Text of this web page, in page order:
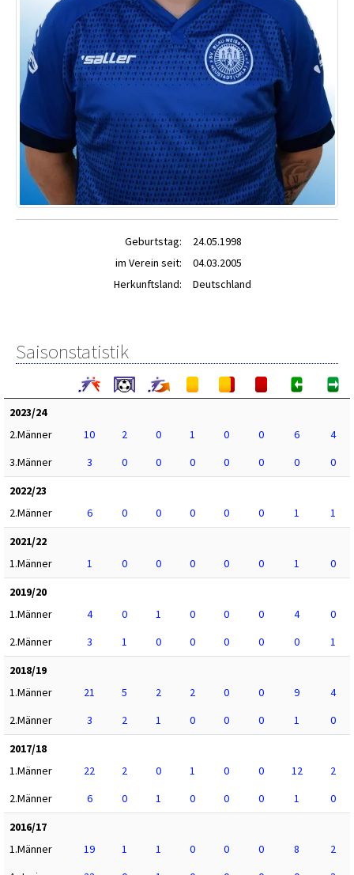
Geburtstag:
24.05.1998
im Verein seit:
04.03.2005
Herkunftsland:
Deutschland
Saisonstatistik
2023/24
2.Männer
10 2 0 1 0 0 6
4
3.Männer
3 0 0 0 0 0 0
0
2022/23
2.Männer
6 0 0 0 0 0 1
1
2021/22
1.Männer
1 0 0 0 0 0 1
0
2019/20
1.Männer
4 0 1 0 0 0 4
0
2.Männer
3 1 0 0 0 0 0
1
2018/19
1.Männer
21 5 2 2 0 0 9
4
2.Männer
3 2 1 0 0 0 1
0
2017/18
1.Männer
22 2 0 1 0 0 12
2
2.Männer
6 0 1 0 0 0 1
0
2016/17
1.Männer
19 1 1 0 0 0 8
2